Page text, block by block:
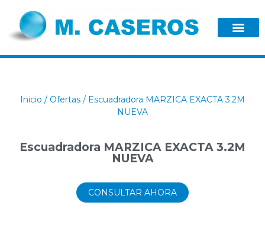
Inicio / Ofertas / Escuadradora MARZICA EXACTA 3.2M
NUEVA
Escuadradora MARZICA EXACTA 3.2M
NUEVA
CONSULTAR AHORA